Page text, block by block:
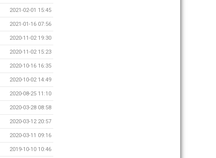
2021-02-01 15:45
2021-01-16 07:56
2020-11-02 19:30
2020-11-02 15:23
2020-10-16 16:35
2020-10-02 14:49
2020-08-25 11:10
2020-03-28 08:58
2020-03-12 20:57
2020-03-11 09:16
2019-10-10 10:46